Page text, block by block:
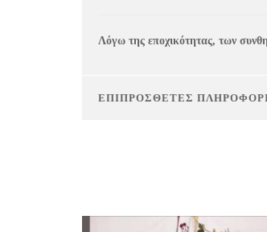
Λόγω της εποχικότητας, των
ΕΠΙΠΡΌΣΘΕΤΕΣ